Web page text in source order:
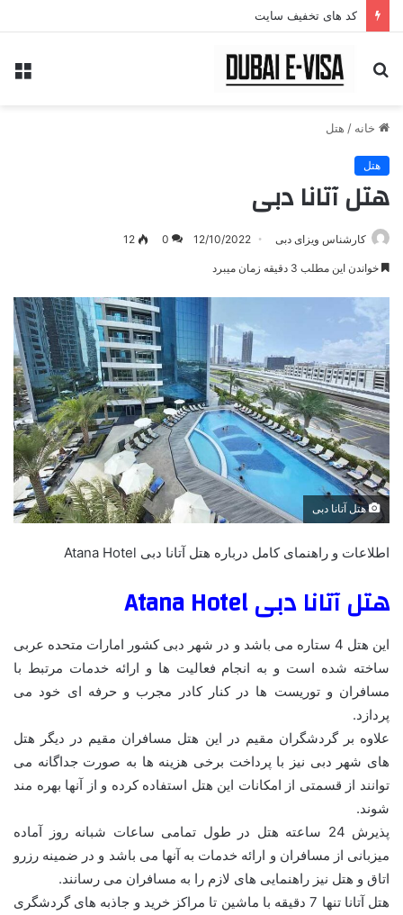
کد های تخفیف سایت
جستجو
خانه / هتل
هتل
هتل آتانا دبی
کارشناس ویزای دبی 12/10/2022
0
12
خواندن این مطلب 3 دقیقه زمان میبرد
هتل آتانا دبی
اطلاعات و راهنمای کامل درباره هتل آتانا دبی Atana Hotel
هتل آتانا دبی Atana Hotel
این هتل 4 ستاره می باشد و در شهر دبی کشور امارات متحده عربی
ساخته شده است و به انجام فعالیت ها و ارائه خدمات مرتبط با
مسافران و توریست ها در کنار کادر مجرب و حرفه ای خود می
پردازد.
علاوه بر گردشگران مقیم در این هتل مسافران مقیم در دیگر هتل
های شهر دبی نیز با پرداخت برخی هزینه ها به صورت جداگانه می
توانند از قسمتی از امکانات این هتل استفاده کرده و از آنها بهره مند
شوند.
پذیرش 24 ساعته هتل در طول تمامی ساعات شبانه روز آماده
میزبانی از مسافران و ارائه خدمات به آنها می باشد و در ضمینه رزرو
اتاق و هتل نیز راهنمایی های لازم را به مسافران می رسانند.
هتل آتانا تنها 7 دقیقه با ماشین تا مراکز خرید و جاذبه های گردشگری